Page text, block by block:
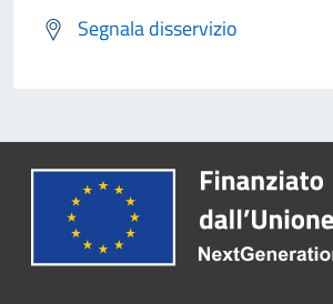
Segnala disservizio